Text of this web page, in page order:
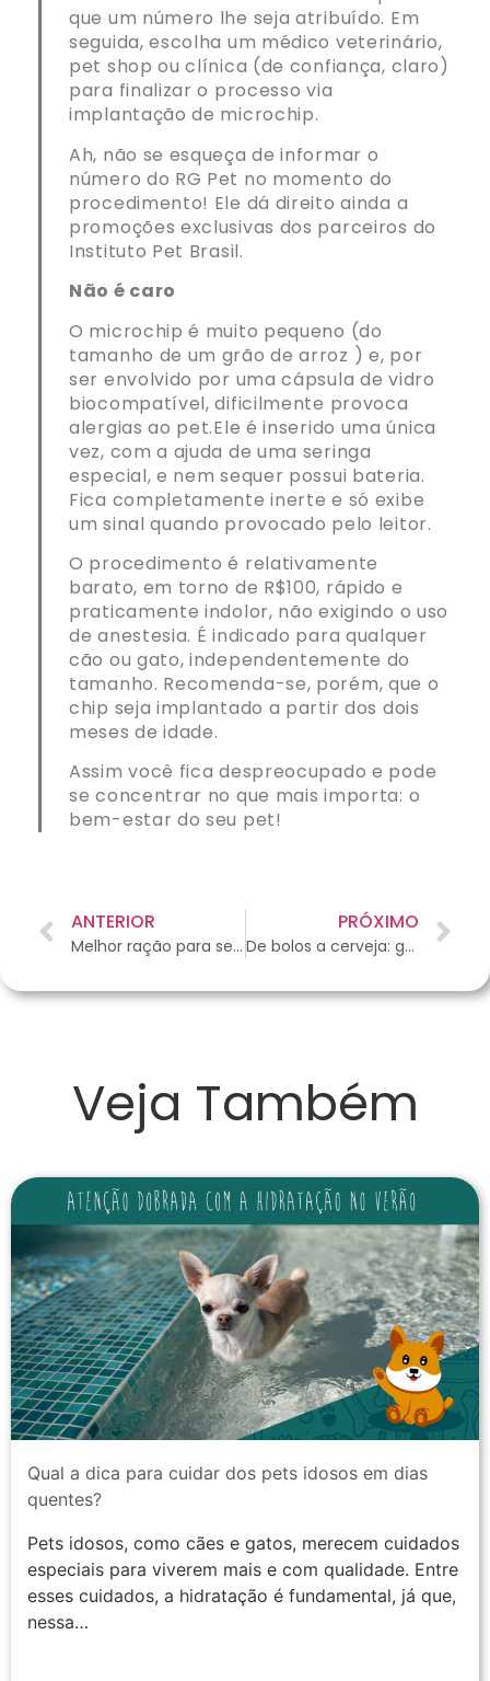
que um número lhe seja atribuído. Em
seguida, escolha um médico veterinário,
pet shop ou clínica (de confiança, claro)
para finalizar o processo via
implantação de microchip.
Ah, não se esqueça de informar o
número do RG Pet no momento do
procedimento! Ele dá direito ainda a
promoções exclusivas dos parceiros do
Instituto Pet Brasil.
Não é caro
O microchip é muito pequeno (do
tamanho de um grão de arroz ) e, por
ser envolvido por uma cápsula de vidro
biocompatível, dificilmente provoca
alergias ao pet.Ele é inserido uma única
vez, com a ajuda de uma seringa
especial, e nem sequer possui bateria.
Fica completamente inerte e só exibe
um sinal quando provocado pelo leitor.
O procedimento é relativamente
barato, em torno de R$100, rápido e
praticamente indolor, não exigindo o uso
de anestesia. É indicado para qualquer
cão ou gato, independentemente do
tamanho. Recomenda-se, porém, que o
chip seja implantado a partir dos dois
meses de idade.
Assim você fica despreocupado e pode
se concentrar no que mais importa: o
bem-estar do seu pet!
ANTERIOR
Melhor ração para seu cachorro
PRÓXIMO
De bolos a cerveja: guloseimas feitas sob medida para pets
Veja Também
Qual a dica para cuidar dos pets idosos em dias
quentes?
Pets idosos, como cães e gatos, merecem cuidados
especiais para viverem mais e com qualidade. Entre
esses cuidados, a hidratação é fundamental, já que,
nessa…